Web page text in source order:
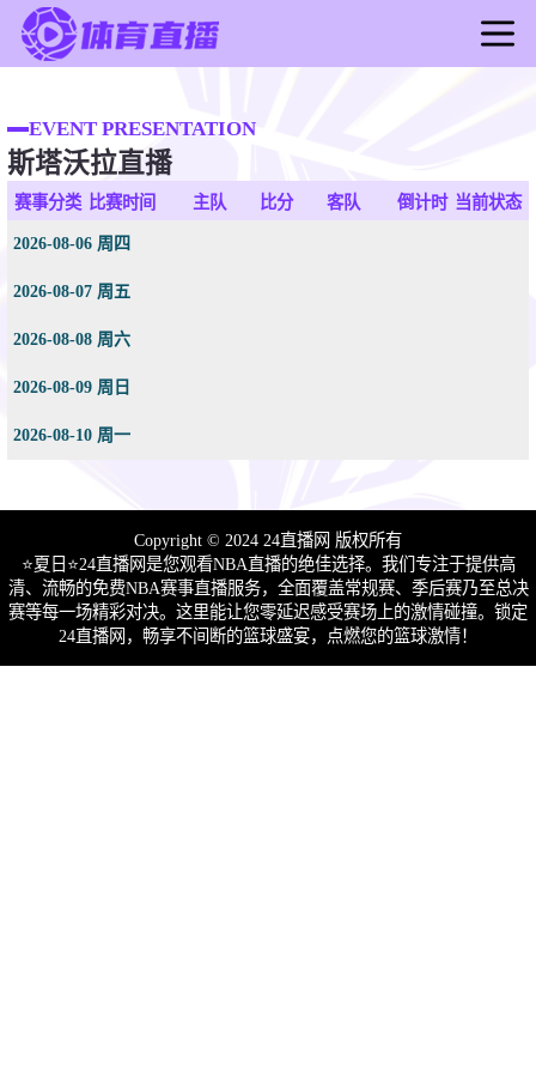
足球直播
篮球直播
足球录像
篮球新闻
EVENT PRESENTATION
斯塔沃拉直播
赛事分类 比赛时间 主队 比分 客队 倒计时 当前状态
2026-08-06 周四
2026-08-07 周五
2026-08-08 周六
2026-08-09 周日
2026-08-10 周一
Copyright © 2024 24直播网 版权所有
⭐️夏日⭐24直播网是您观看NBA直播的绝佳选择。我们专注于提供高
清、流畅的免费NBA赛事直播服务，全面覆盖常规赛、季后赛乃至总决
赛等每一场精彩对决。这里能让您零延迟感受赛场上的激情碰撞。锁定
24直播网，畅享不间断的篮球盛宴，点燃您的篮球激情！